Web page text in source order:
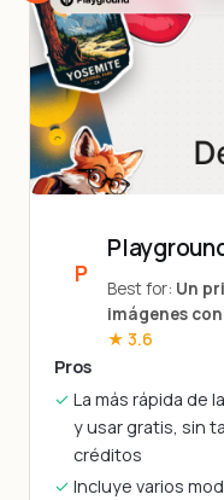
Best for: Un
imágenes
★ 3.6
Pros
La más rápida de
y usar gratis, sin
créditos
Incluye varios